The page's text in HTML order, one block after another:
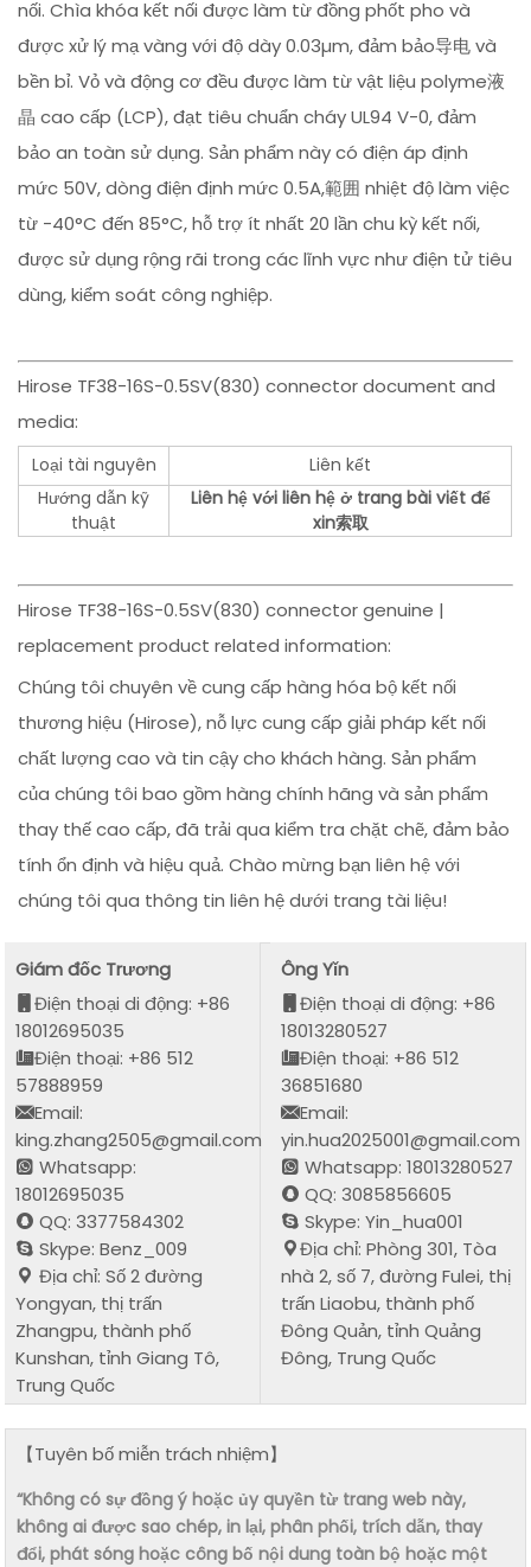
nối. Chìa khóa kết nối được làm từ đồng phốt pho và
được xử lý mạ vàng với độ dày 0.03µm, đảm bảo导电 và
bền bỉ. Vỏ và động cơ đều được làm từ vật liệu polyme液
晶 cao cấp (LCP), đạt tiêu chuẩn cháy UL94 V-0, đảm
bảo an toàn sử dụng. Sản phẩm này có điện áp định
mức 50V, dòng điện định mức 0.5A,範囲 nhiệt độ làm việc
từ -40°C đến 85°C, hỗ trợ ít nhất 20 lần chu kỳ kết nối,
được sử dụng rộng rãi trong các lĩnh vực như điện tử tiêu
dùng, kiểm soát công nghiệp.
Hirose TF38-16S-0.5SV(830) connector document and
media:
Loại tài nguyên
Liên kết
Hướng dẫn kỹ
thuật
Liên hệ với liên hệ ở trang bài viết để
xin索取
Hirose TF38-16S-0.5SV(830) connector genuine |
replacement product related information:
Chúng tôi chuyên về cung cấp hàng hóa bộ kết nối
thương hiệu (Hirose), nỗ lực cung cấp giải pháp kết nối
chất lượng cao và tin cậy cho khách hàng. Sản phẩm
của chúng tôi bao gồm hàng chính hãng và sản phẩm
thay thế cao cấp, đã trải qua kiểm tra chặt chẽ, đảm bảo
tính ổn định và hiệu quả. Chào mừng bạn liên hệ với
chúng tôi qua thông tin liên hệ dưới trang tài liệu!
Giám đốc Trương
Điện thoại di động: +86
18012695035
Điện thoại: +86 512
57888959
Email:
king.zhang2505@gmail.com
Whatsapp:
18012695035
QQ: 3377584302
Skype: Benz_009
Địa chỉ: Số 2 đường
Yongyan, thị trấn
Zhangpu, thành phố
Kunshan, tỉnh Giang Tô,
Trung Quốc
Ông Yǐn
Điện thoại di động: +86
18013280527
Điện thoại: +86 512
36851680
Email:
yin.hua2025001@gmail.com
Whatsapp: 18013280527
QQ: 3085856605
Skype: Yin_hua001
Địa chỉ: Phòng 301, Tòa
nhà 2, số 7, đường Fulei, thị
trấn Liaobu, thành phố
Đông Quản, tỉnh Quảng
Đông, Trung Quốc
【Tuyên bố miễn trách nhiệm】
“Không có sự đồng ý hoặc ủy quyền từ trang web này,
không ai được sao chép, in lại, phân phối, trích dẫn, thay
đổi, phát sóng hoặc công bố nội dung toàn bộ hoặc một